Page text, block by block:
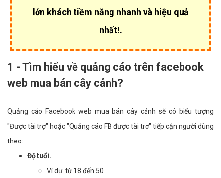
lớn khách tiềm năng nhanh và hiệu quả
nhất!.
1 - Tìm hiểu về quảng cáo trên facebook
web mua bán cây cảnh?
Quảng cáo Facebook web mua bán cây cảnh sẽ có biểu tượng
"Được tài trợ" hoặc "Quảng cáo FB được tài trợ" tiếp cận người dùng
theo:
Độ tuổi.
Ví dụ: từ 18 đến 50